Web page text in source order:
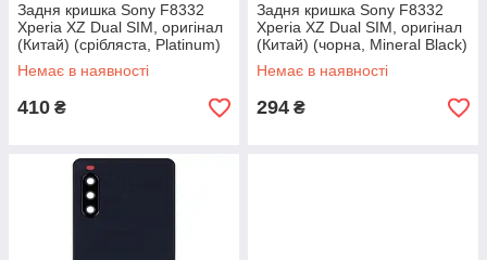
Задня кришка Sony F8332
Xperia XZ Dual SIM, оригінал
(Китай) (срібляста, Platinum)
Немає в наявності
410 ₴
Задня кришка Sony F8332
Xperia XZ Dual SIM, оригінал
(Китай) (чорна, Mineral Black)
Немає в наявності
294 ₴